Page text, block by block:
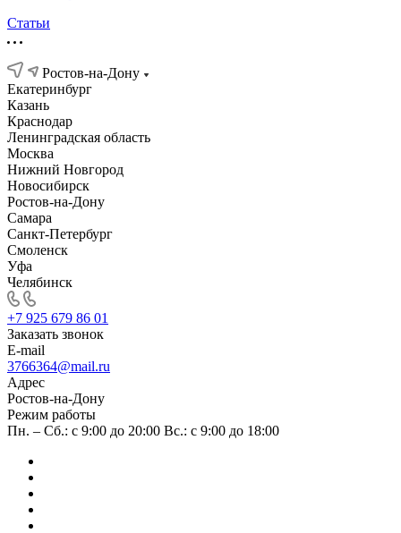
Статьи
Ростов-на-Дону
Екатеринбург
Казань
Краснодар
Ленинградская область
Москва
Нижний Новгород
Новосибирск
Ростов-на-Дону
Самара
Санкт-Петербург
Смоленск
Уфа
Челябинск
+7 925 679 86 01
Заказать звонок
E-mail
3766364@mail.ru
Адрес
Ростов-на-Дону
Режим работы
Пн. – Сб.: с 9:00 до 20:00 Вс.: с 9:00 до 18:00